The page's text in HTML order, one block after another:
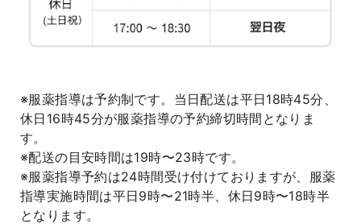
※服薬指導は予約制です。当日配送は平日18時45分、
休日16時45分が服薬指導の予約締切時間となりま
す。
※配送の目安時間は19時〜23時です。
※服薬指導予約は24時間受け付けておりますが、服薬
指導実施時間は平日9時〜21時半、休日9時〜18時半
となります。